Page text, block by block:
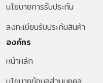
นโยบายการรับประกัน
ลงทะเบียนรับประกันสินค้า
องค์กร
หน้าหลัก